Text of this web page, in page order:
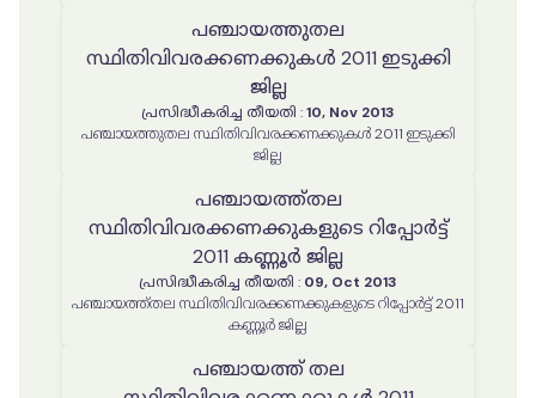
പഞ്ചായത്തുതല
സ്ഥിതിവിവരക്കണക്കുകൾ 2011 ഇടുക്കി
ജില്ല
പ്രസിദ്ധീകരിച്ച തീയതി :10, Nov 2013
പഞ്ചായത്തുതല സ്ഥിതിവിവരക്കണക്കുകൾ 2011 ഇടുക്കി
ജില്ല
പഞ്ചായത്ത്തല
സ്ഥിതിവിവരക്കണക്കുകളുടെ റിപ്പോർട്ട്
2011 കണ്ണൂർ ജില്ല
പ്രസിദ്ധീകരിച്ച തീയതി : 09, Oct 2013
പഞ്ചായത്ത്തല സ്ഥിതിവിവരക്കണക്കുകളുടെ റിപ്പോർട്ട് 2011
കണ്ണൂർ ജില്ല
പഞ്ചായത്ത് തല